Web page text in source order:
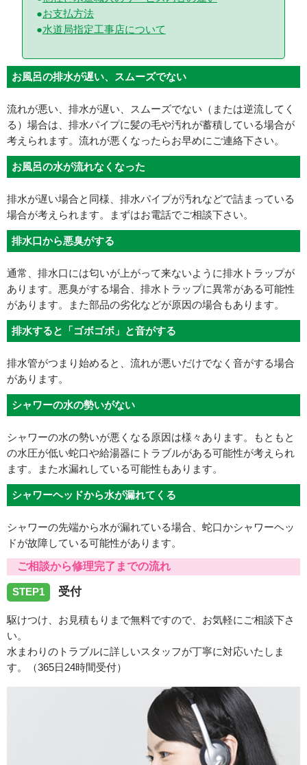
お支払方法
水道局指定工事店について
お風呂の排水が遅い、スムーズでない
流れが悪い、排水が遅い、スムーズでない（または逆流してく
る）場合は、排水パイプに髪の毛や汚れが蓄積している場合が
考えられます。流れが悪くなったらお早めにご連絡下さい。
お風呂の水が流れなくなった
排水が遅い場合と同様、排水パイプが汚れなどで詰まっている
場合が考えられます。まずはお電話でご相談下さい。
排水口から悪臭がする
通常、排水口には匂いが上がって来ないように排水トラップが
あります。悪臭がする場合、排水トラップに異常がある可能性
があります。また部品の劣化などが原因の場合もあります。
排水すると「ゴボゴボ」と音がする
排水管がつまり始めると、流れが悪いだけでなく音がする場合
があります。
シャワーの水の勢いがない
シャワーの水の勢いが悪くなる原因は様々あります。もともと
の水圧が低い蛇口や給湯器にトラブルがある可能性が考えられ
ます。また水漏れしている可能性もあります。
シャワーヘッドから水が漏れてくる
シャワーの先端から水が漏れている場合、蛇口かシャワーヘッ
ドが故障している可能性があります。
ご相談から修理完了までの流れ
STEP1 受付
駆けつけ、お見積もりまで無料ですので、お気軽にご相談下さ
い。
水まわりのトラブルに詳しいスタッフが丁寧に対応いたしま
す。（365日24時間受付）